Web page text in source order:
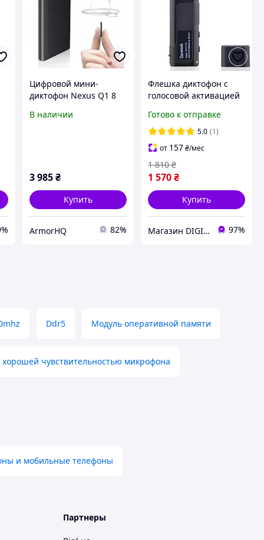
Цифровой мини-
диктофон Nexus Q1 8
комплекте)
В наличии
3 985 ₴
Купить
ArmorHQ 82%
Флешка диктофон с
голосовой активацией
8 Гб памяти, до 10
часов работы :BRASIL:
Готово к отправке
5.0 (1)
от 157₴/мес
1 570₴
1 810 ₴
Купить
Магазин DIGITRON 97%
Ddr5 Модуль оперативной памяти
чувствительностью микрофона
и мобильные телефоны
Партнеры